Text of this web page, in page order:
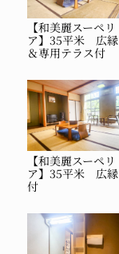
【和美麗スーペリ
ア】35平米 広縁
＆専用テラス付
【和美麗スーペリ
ア】35平米 広縁
付